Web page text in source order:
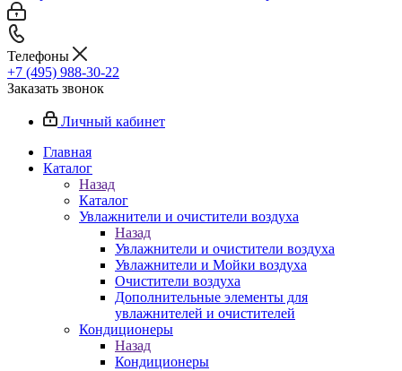
Телефоны
+7 (495) 988-30-22
Заказать звонок
Личный кабинет
Главная
Каталог
Назад
Каталог
Увлажнители и очистители воздуха
Назад
Увлажнители и очистители воздуха
Увлажнители и Мойки воздуха
Очистители воздуха
Дополнительные элементы для
увлажнителей и очистителей
Кондиционеры
Назад
Кондиционеры